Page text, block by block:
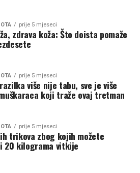
prije 5 mjeseci
zdrava koža: Što doista pomaže
prije 5 mjeseci
više nije tabu, sve je više
koji traže ovaj tretman
prije 5 mjeseci
trikova zbog kojih možete
20 kilograma vitkije